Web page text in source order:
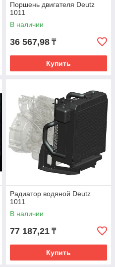
Поршень двигателя Deutz
1011
В наличии
36 567,98 ₸
Купить
Радиатор водяной Deutz
1011
В наличии
77 187,21 ₸
Купить